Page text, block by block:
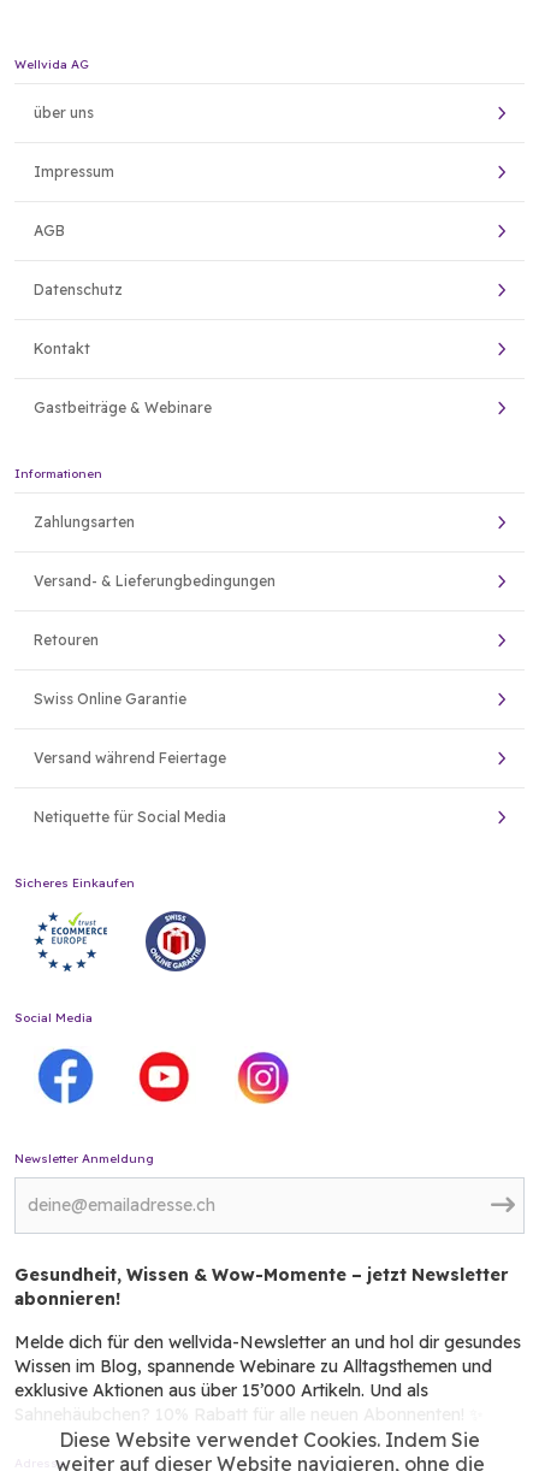
Diese Website verwendet Cookies. Indem Sie
weiter auf dieser Website navigieren, ohne die
Wellvida AG
über uns
Impressum
AGB
Datenschutz
Kontakt
Gastbeiträge & Webinare
Informationen
Zahlungsarten
Versand- & Lieferungbedingungen
Retouren
Swiss Online Garantie
Versand während Feiertage
Netiquette für Social Media
Sicheres Einkaufen
Social Media
Newsletter Anmeldung
Gesundheit, Wissen & Wow-Momente – jetzt Newsletter
abonnieren!
Melde dich für den wellvida-Newsletter an und hol dir gesundes
Wissen im Blog, spannende Webinare zu Alltagsthemen und
exklusive Aktionen aus über 15’000 Artikeln. Und als
Adresse